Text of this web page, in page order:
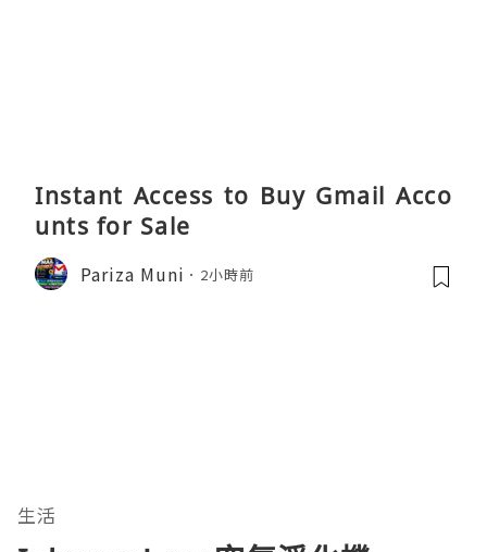
Instant Access to Buy Gmail Acco
unts for Sale
Pariza Muni 2小時前
生活